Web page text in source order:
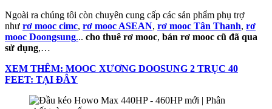
Ngoài ra chúng tôi còn chuyên cung cấp các sản phẩm phụ trợ
như rơ mooc cimc, rơ mooc ASEAN, rơ mooc Tân Thanh, rơ
mooc Doongsung... cho thuê rơ mooc, bán rơ mooc cũ đã qua
sử dụng,…
XEM THÊM: MOOC XƯƠNG DOOSUNG 2 TRỤC 40
FEET: TẠI ĐÂY